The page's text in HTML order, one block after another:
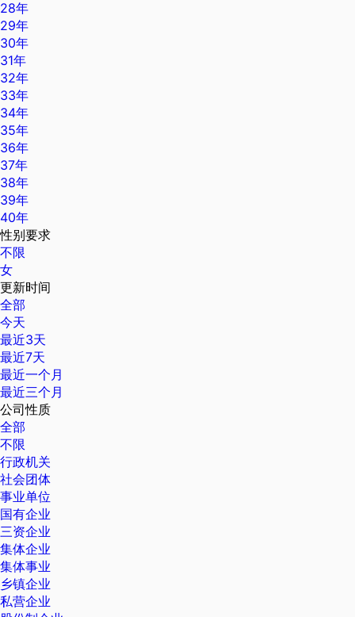
28年
29年
30年
31年
32年
33年
34年
35年
36年
37年
38年
39年
40年
性别要求
不限
女
更新时间
全部
今天
最近3天
最近7天
最近一个月
最近三个月
公司性质
全部
不限
行政机关
社会团体
事业单位
国有企业
三资企业
集体企业
集体事业
乡镇企业
私营企业